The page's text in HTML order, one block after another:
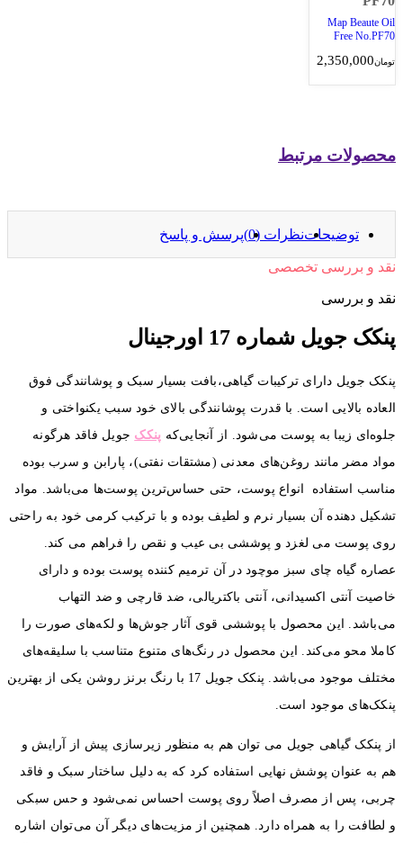
(0) پرسش و پاسخ
گیاهی،بافت بسیار سبک و پوشانندگی فوق
قدرت پوشانندگی بالای خود سبب یکنواختی و
می‌شود. از آنجایی‌که پنکک جویل فاقد هرگونه
معدنی (مشتقات نفتی)، پارابن و سرب بوده
پوست، حتی حساس‌ترین پوست‌ها می‌باشد. مواد
نرم و لطیف بوده و با ترکیب کرمی خود به راحتی
پوششی بی عیب و نقص را فراهم می کند.
در آن ترمیم کننده پوست بوده و دارای
آنتی باکتریالی، ضد قارچی و ضد التهاب
با پوششی قوی آثار جوش‌ها و لکه‌های صورت را
محصول در رنگ‌های متنوع متناسب با سلیقه‌های
مختلف موجود می‌باشد. پنکک جویل 17 با رنگ برنز روشن یکی از بهترین
می توان هم به منظور زیرسازی پیش از آرایش و
استفاده کرد که به دلیل ساختار سبک و فاقد
اصلاً روی پوست احساس نمی‌شود و حس سبکی
دارد. همچنین از مزیت‌های دیگر آن می‌توان اشاره